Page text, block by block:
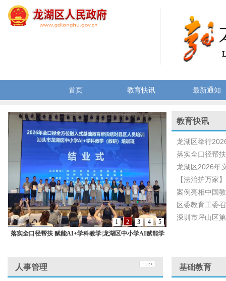
首页 教育快讯 最新通知
5
4
3
2
1
落实全口径帮扶 赋能AI+学科教学|龙湖区中小学AI赋能学
教育快讯
龙湖区举行
落实全口径帮
龙湖区2026年
【法治护万家
案例亮相中国
区委教育工委
深圳市坪山区
人事管理 基础教育